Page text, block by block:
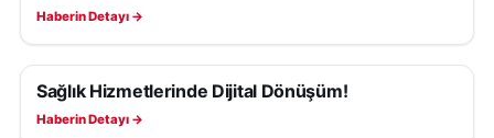
Karaköy, iklim koşullarının kontrol edilemese de
alınacak önlemlerle zararların azaltılabileceğini
söyledi.
Taşkınlar nedeniyle çok sayıda çiftçinin ekonomik
Haberin Detayı →
SAĞLIK
Sağlık Hizmetlerinde Dijital Dönüşüm!
Haberin Detayı →